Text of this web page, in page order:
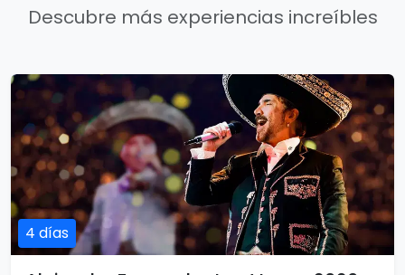
Descubre más experiencias increíbles
4 días